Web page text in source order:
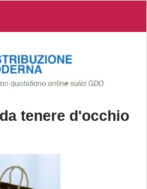
tenere d'occhio